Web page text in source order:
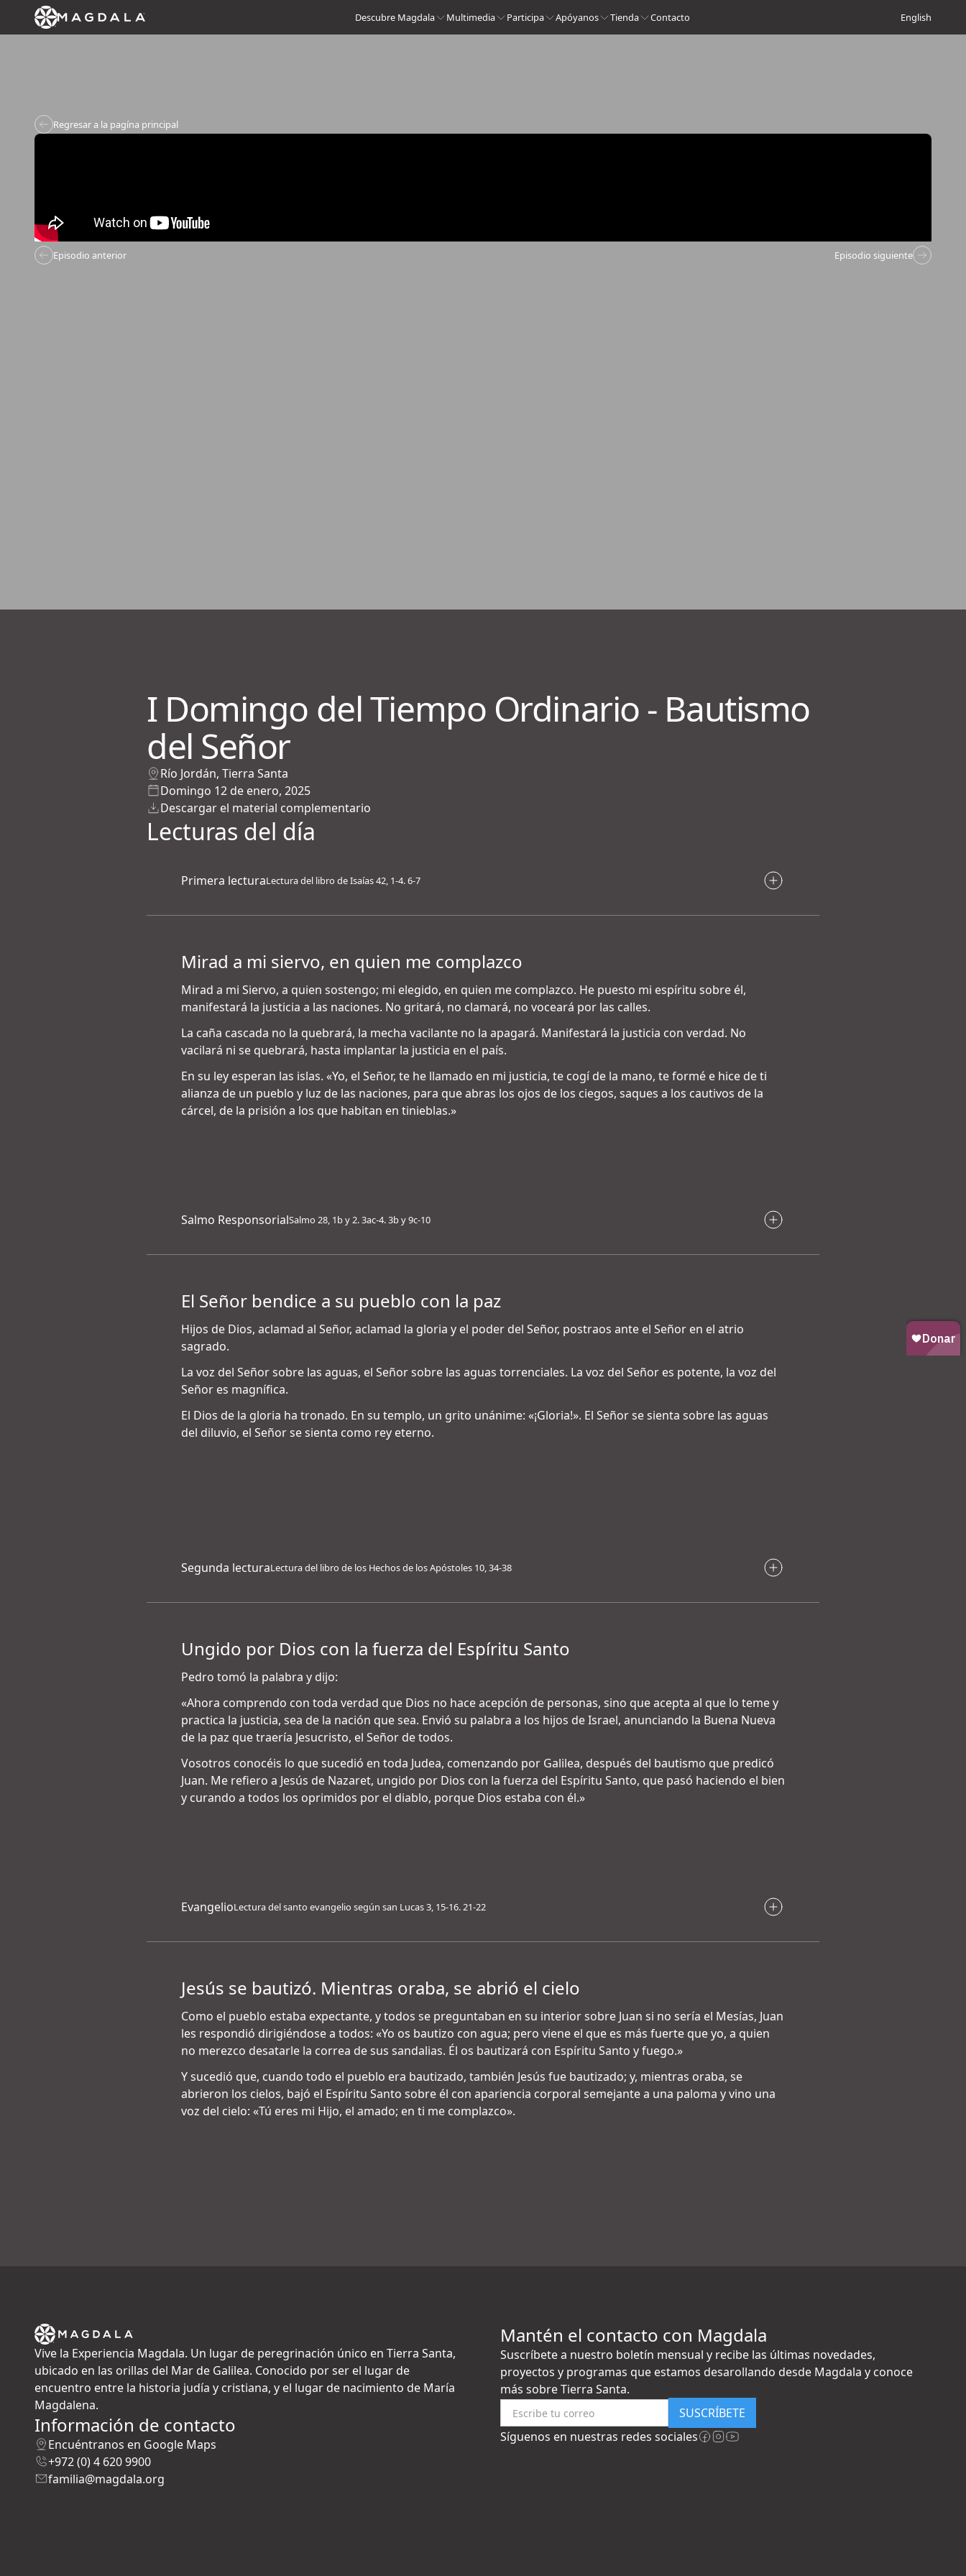
Descubre Magdala Multimedia Participa Apóyanos Tienda Contacto English
Regresar a la pagína principal
Episodio anterior Episodio siguiente
I Domingo del Tiempo Ordinario - Bautismo
del Señor
Río Jordán, Tierra Santa
Domingo 12 de enero, 2025
Descargar el material complementario
Lecturas del día
Primera lecturaLectura del libro de Isaías 42, 1-4. 6-7
Mirad a mi siervo, en quien me complazco
Mirad a mi Siervo, a quien sostengo; mi elegido, en quien me complazco. He puesto mi espíritu sobre él,
manifestará la justicia a las naciones. No gritará, no clamará, no voceará por las calles.
La caña cascada no la quebrará, la mecha vacilante no la apagará. Manifestará la justicia con verdad. No
vacilará ni se quebrará, hasta implantar la justicia en el país.
En su ley esperan las islas. «Yo, el Señor, te he llamado en mi justicia, te cogí de la mano, te formé e hice de ti
alianza de un pueblo y luz de las naciones, para que abras los ojos de los ciegos, saques a los cautivos de la
cárcel, de la prisión a los que habitan en tinieblas.»
Salmo ResponsorialSalmo 28, 1b y 2. 3ac-4. 3b y 9c-10
El Señor bendice a su pueblo con la paz
Hijos de Dios, aclamad al Señor, aclamad la gloria y el poder del Señor, postraos ante el Señor en el atrio
sagrado.
La voz del Señor sobre las aguas, el Señor sobre las aguas torrenciales. La voz del Señor es potente, la voz del
Señor es magnífica.
El Dios de la gloria ha tronado. En su templo, un grito unánime: «¡Gloria!». El Señor se sienta sobre las aguas
del diluvio, el Señor se sienta como rey eterno.
Segunda lecturaLectura del libro de los Hechos de los Apóstoles 10, 34-38
Ungido por Dios con la fuerza del Espíritu Santo
Pedro tomó la palabra y dijo:
«Ahora comprendo con toda verdad que Dios no hace acepción de personas, sino que acepta al que lo teme y
practica la justicia, sea de la nación que sea. Envió su palabra a los hijos de Israel, anunciando la Buena Nueva
de la paz que traería Jesucristo, el Señor de todos.
Vosotros conocéis lo que sucedió en toda Judea, comenzando por Galilea, después del bautismo que predicó
Juan. Me refiero a Jesús de Nazaret, ungido por Dios con la fuerza del Espíritu Santo, que pasó haciendo el bien
y curando a todos los oprimidos por el diablo, porque Dios estaba con él.»
EvangelioLectura del santo evangelio según san Lucas 3, 15-16. 21-22
Jesús se bautizó. Mientras oraba, se abrió el cielo
Como el pueblo estaba expectante, y todos se preguntaban en su interior sobre Juan si no sería el Mesías, Juan
les respondió dirigiéndose a todos: «Yo os bautizo con agua; pero viene el que es más fuerte que yo, a quien
no merezco desatarle la correa de sus sandalias. Él os bautizará con Espíritu Santo y fuego.»
Y sucedió que, cuando todo el pueblo era bautizado, también Jesús fue bautizado; y, mientras oraba, se
abrieron los cielos, bajó el Espíritu Santo sobre él con apariencia corporal semejante a una paloma y vino una
voz del cielo: «Tú eres mi Hijo, el amado; en ti me complazco».
Vive la Experiencia Magdala. Un lugar de peregrinación único en Tierra Santa,
ubicado en las orillas del Mar de Galilea. Conocido por ser el lugar de
encuentro entre la historia judía y cristiana, y el lugar de nacimiento de María
Magdalena.
Información de contacto
Encuéntranos en Google Maps
+972 (0) 4 620 9900
familia@magdala.org
Mantén el contacto con Magdala
Suscríbete a nuestro boletín mensual y recibe las últimas novedades,
proyectos y programas que estamos desarollando desde Magdala y conoce
más sobre Tierra Santa.
SUSCRÍBETE
Síguenos en nuestras redes sociales